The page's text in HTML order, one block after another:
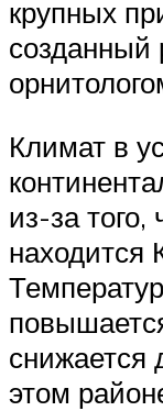
крупных
созданный
Климат в
из-за того,
находится
снижается
этом